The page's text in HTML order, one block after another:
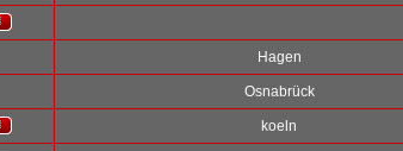
Hagen
Osnabrück
koeln